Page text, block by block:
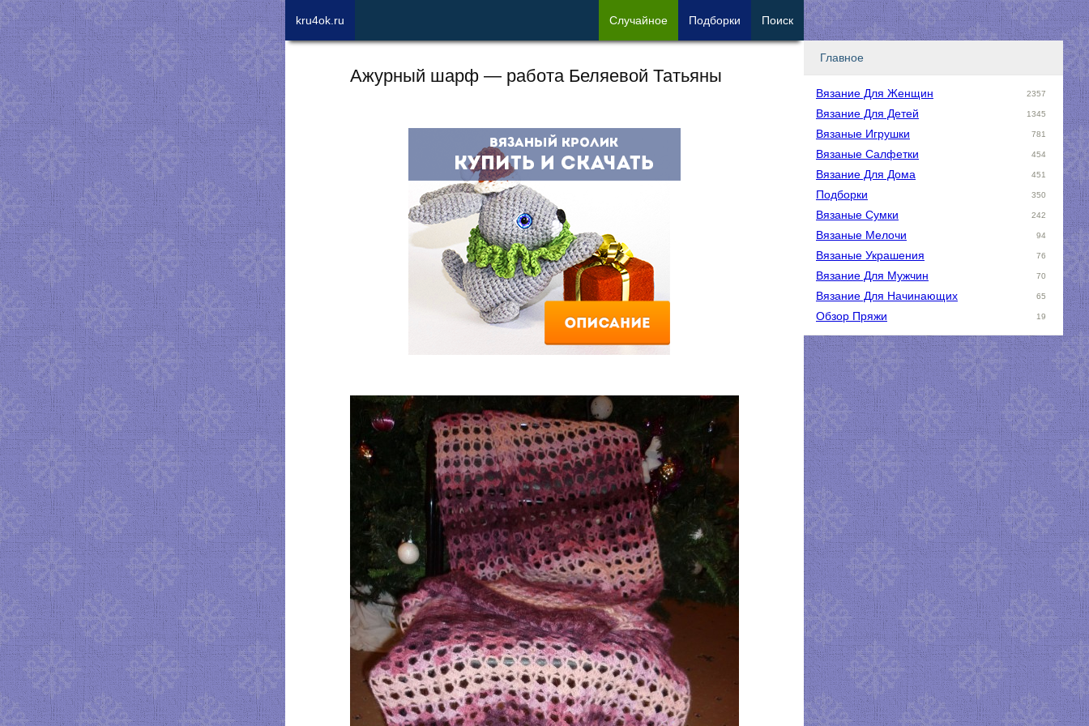
Ажурный шарф — работа Беляевой Татьяны
Главное
Вязание Для Женщин 2357
Вязание Для Детей 1345
Вязаные Игрушки 781
Вязаные Салфетки 454
Вязание Для Дома 451
Подборки 350
Вязаные Сумки 242
Вязаные Мелочи 94
Вязаные Украшения 76
Вязание Для Мужчин 70
Вязание Для Начинающих 65
Обзор Пряжи 19
kru4ok.ru Случайное Подборки Поиск